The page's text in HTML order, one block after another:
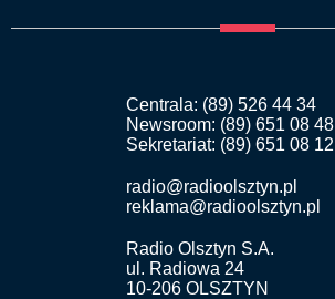
Centrala: (89) 526 44 34
Newsroom: (89) 651 08 48
Sekretariat: (89) 651 08 12
radio@radioolsztyn.pl
reklama@radioolsztyn.pl
Radio Olsztyn S.A.
ul. Radiowa 24
10-206 OLSZTYN